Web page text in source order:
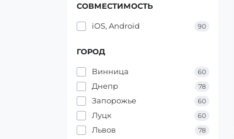
СОВМЕСТИМОСТЬ
iOS, Android 90
ГОРОД
Винница 60
Днепр 78
Запорожье 60
Луцк 60
Львов 78